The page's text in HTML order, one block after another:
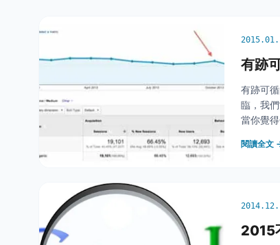
有跡
有跡可
臨，我
當你覺
閱讀全文
2015